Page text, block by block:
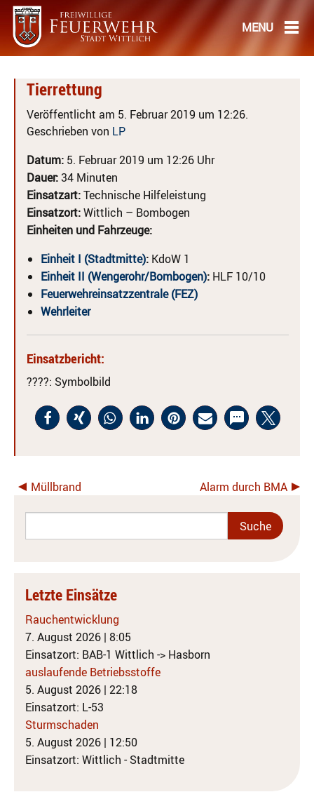
Tierrettung
Veröffentlicht am 5. Februar 2019 um 12:26.
Geschrieben von LP
Datum: 5. Februar 2019 um 12:26 Uhr
Dauer:34 Minuten
Einsatzart:Technische Hilfeleistung
Einsatzort:Wittlich – Bombogen
Einheiten und Fahrzeuge:
Einheit I (Stadtmitte): KdoW 1
Einheit II (Wengerohr/Bombogen): HLF 10/10
Feuerwehreinsatzzentrale (FEZ)
Wehrleiter
Einsatzbericht:
????: Symbolbild
Müllbrand Alarm durch BMA
Letzte Einsätze
Rauchentwicklung
7. August 2026 | 8:05
Einsatzort: BAB-1 Wittlich -> Hasborn
auslaufende Betriebsstoffe
5. August 2026 | 22:18
Einsatzort: L-53
Sturmschaden
5. August 2026 | 12:50
Einsatzort: Wittlich - Stadtmitte